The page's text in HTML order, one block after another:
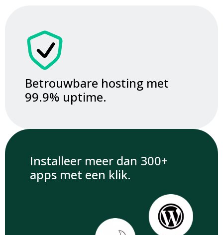
Betrouwbare hosting met
99.9% uptime.
Installeer meer dan 300+
apps met een klik.